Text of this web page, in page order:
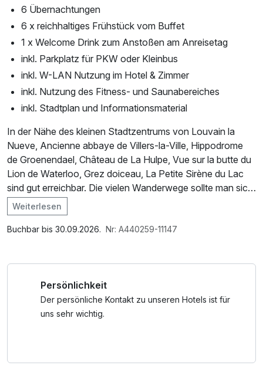
6 Übernachtungen
6 x reichhaltiges Frühstück vom Buffet
1 x Welcome Drink zum Anstoßen am Anreisetag
inkl. Parkplatz für PKW oder Kleinbus
inkl. W-LAN Nutzung im Hotel & Zimmer
inkl. Nutzung des Fitness- und Saunabereiches
inkl. Stadtplan und Informationsmaterial
In der Nähe des kleinen Stadtzentrums von Louvain la
Nueve, Ancienne abbaye de Villers-la-Ville, Hippodrome
de Groenendael, Château de La Hulpe, Vue sur la butte du
Lion de Waterloo, Grez doiceau, La Petite Sirène du Lac
sind gut erreichbar. Die vielen Wanderwege sollte man sich
unbedingt anschauen.
Bitte beachten Sie, dass eine örtliche
Kinder bis 15 Jahren sind inklusive und kostenfrei.
Im Angebot enthalten
Saunabenutzung, W-LAN Nutzung / Internetnutzung, Late
Weiterlesen
Buchbar bis 30.09.2026. Nr: A440259-11147
Persönlichkeit
Der persönliche Kontakt zu unseren Hotels ist für
uns sehr wichtig.